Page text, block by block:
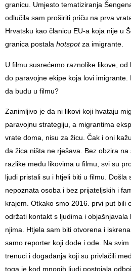
granicu. Umjesto tematiziranja
odlučila sam proširiti priču na prva
Hrvatsku kao članicu EU-a koja nije u
granica postala hotspotza imigrante.
U filmu susrećemo raznolike likove,
do paravojne ekipe koja lovi imigrante.
da budu u filmu?
Zanimljivo je da ni likovi koji hvataju
paravojnu strategiju, a migrantima
vrate doma, nisu za žicu. Čak i oni
da žica ništa ne rješava. Bez obzira
razlike među likovima u filmu, svi su
ljudi pristali su i htjeli biti u filmu. Došla
nepoznata osoba i bez prijateljskih i
krajem. Otkako smo 2016. prvi put bili
održati kontakt s ljudima i
njima. Htjela sam biti otvorena i
samo reporter koji dođe i ode. Na
trenuci i događanja koji su privlačili
toga je kod mnogih ljudi postojala